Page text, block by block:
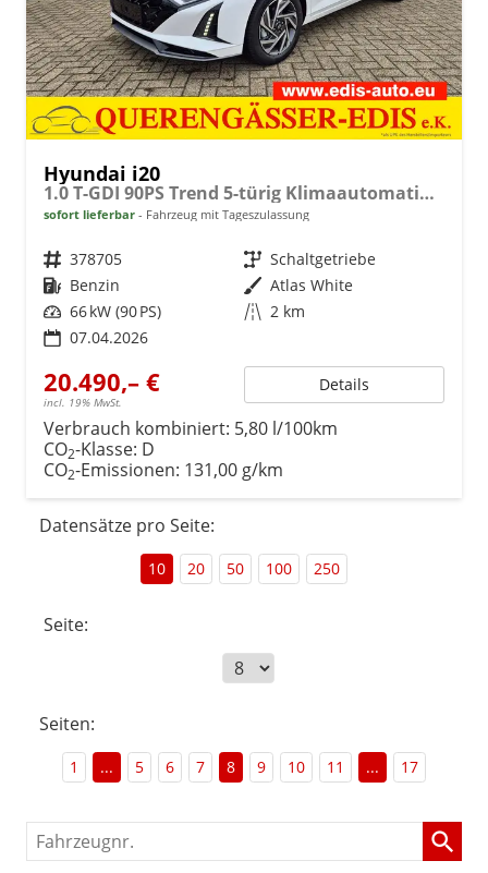
Hyundai i20
1.0 T-GDI 90PS Trend 5-türig Klimaautomatik Sitzheizung Lenkradheizung Rückf.Kamera PDC Apple CarPlay Android Auto Tempomat Touchscreen 16"LM
sofort lieferbar Fahrzeug mit Tageszulassung
Fahrzeugnr. 378705 Getriebe Schaltgetriebe
Kraftstoff Benzin Außenfarbe Atlas White
Leistung 66 kW (90 PS) Kilometerstand 2 km
07.04.2026
20.490,– €
incl. 19% MwSt.
Details
Verbrauch kombiniert: 5,80 l/100km
CO2-Klasse: D
CO2-Emissionen: 131,00 g/km
Datensätze pro Seite:
10 20 50 100 250
Seite:
Seiten:
1 ... 5 6 7 8 9 10 11 ... 17
Fahrzeugnr.